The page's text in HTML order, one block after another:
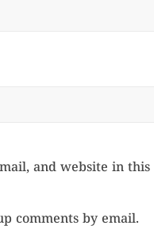
and website in
comments by email.